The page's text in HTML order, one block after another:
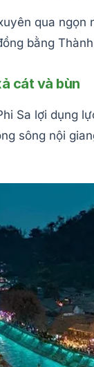
qua
bằng
cát và bùn
Sa lợi dụng
sông nội